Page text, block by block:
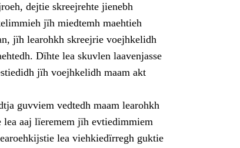
dejtie skreejrehte jienebh
jïh miedtemh maehtieh
jïh learohkh skreejrie voejhkelidh
Dïhte lea skuvlen laavenjasse
jïh voejhkelidh maam akt
guvviem vedtedh maam learohkh
aaj lïeremem jïh evtiedimmiem
lea viehkiedïrregh guktie